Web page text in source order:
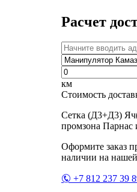
Расчет
км
Стоимость
Сетка (Д3+Д3)
промзона Парнас
Оформите заказ
наличии на нашей
+7 812 237 39